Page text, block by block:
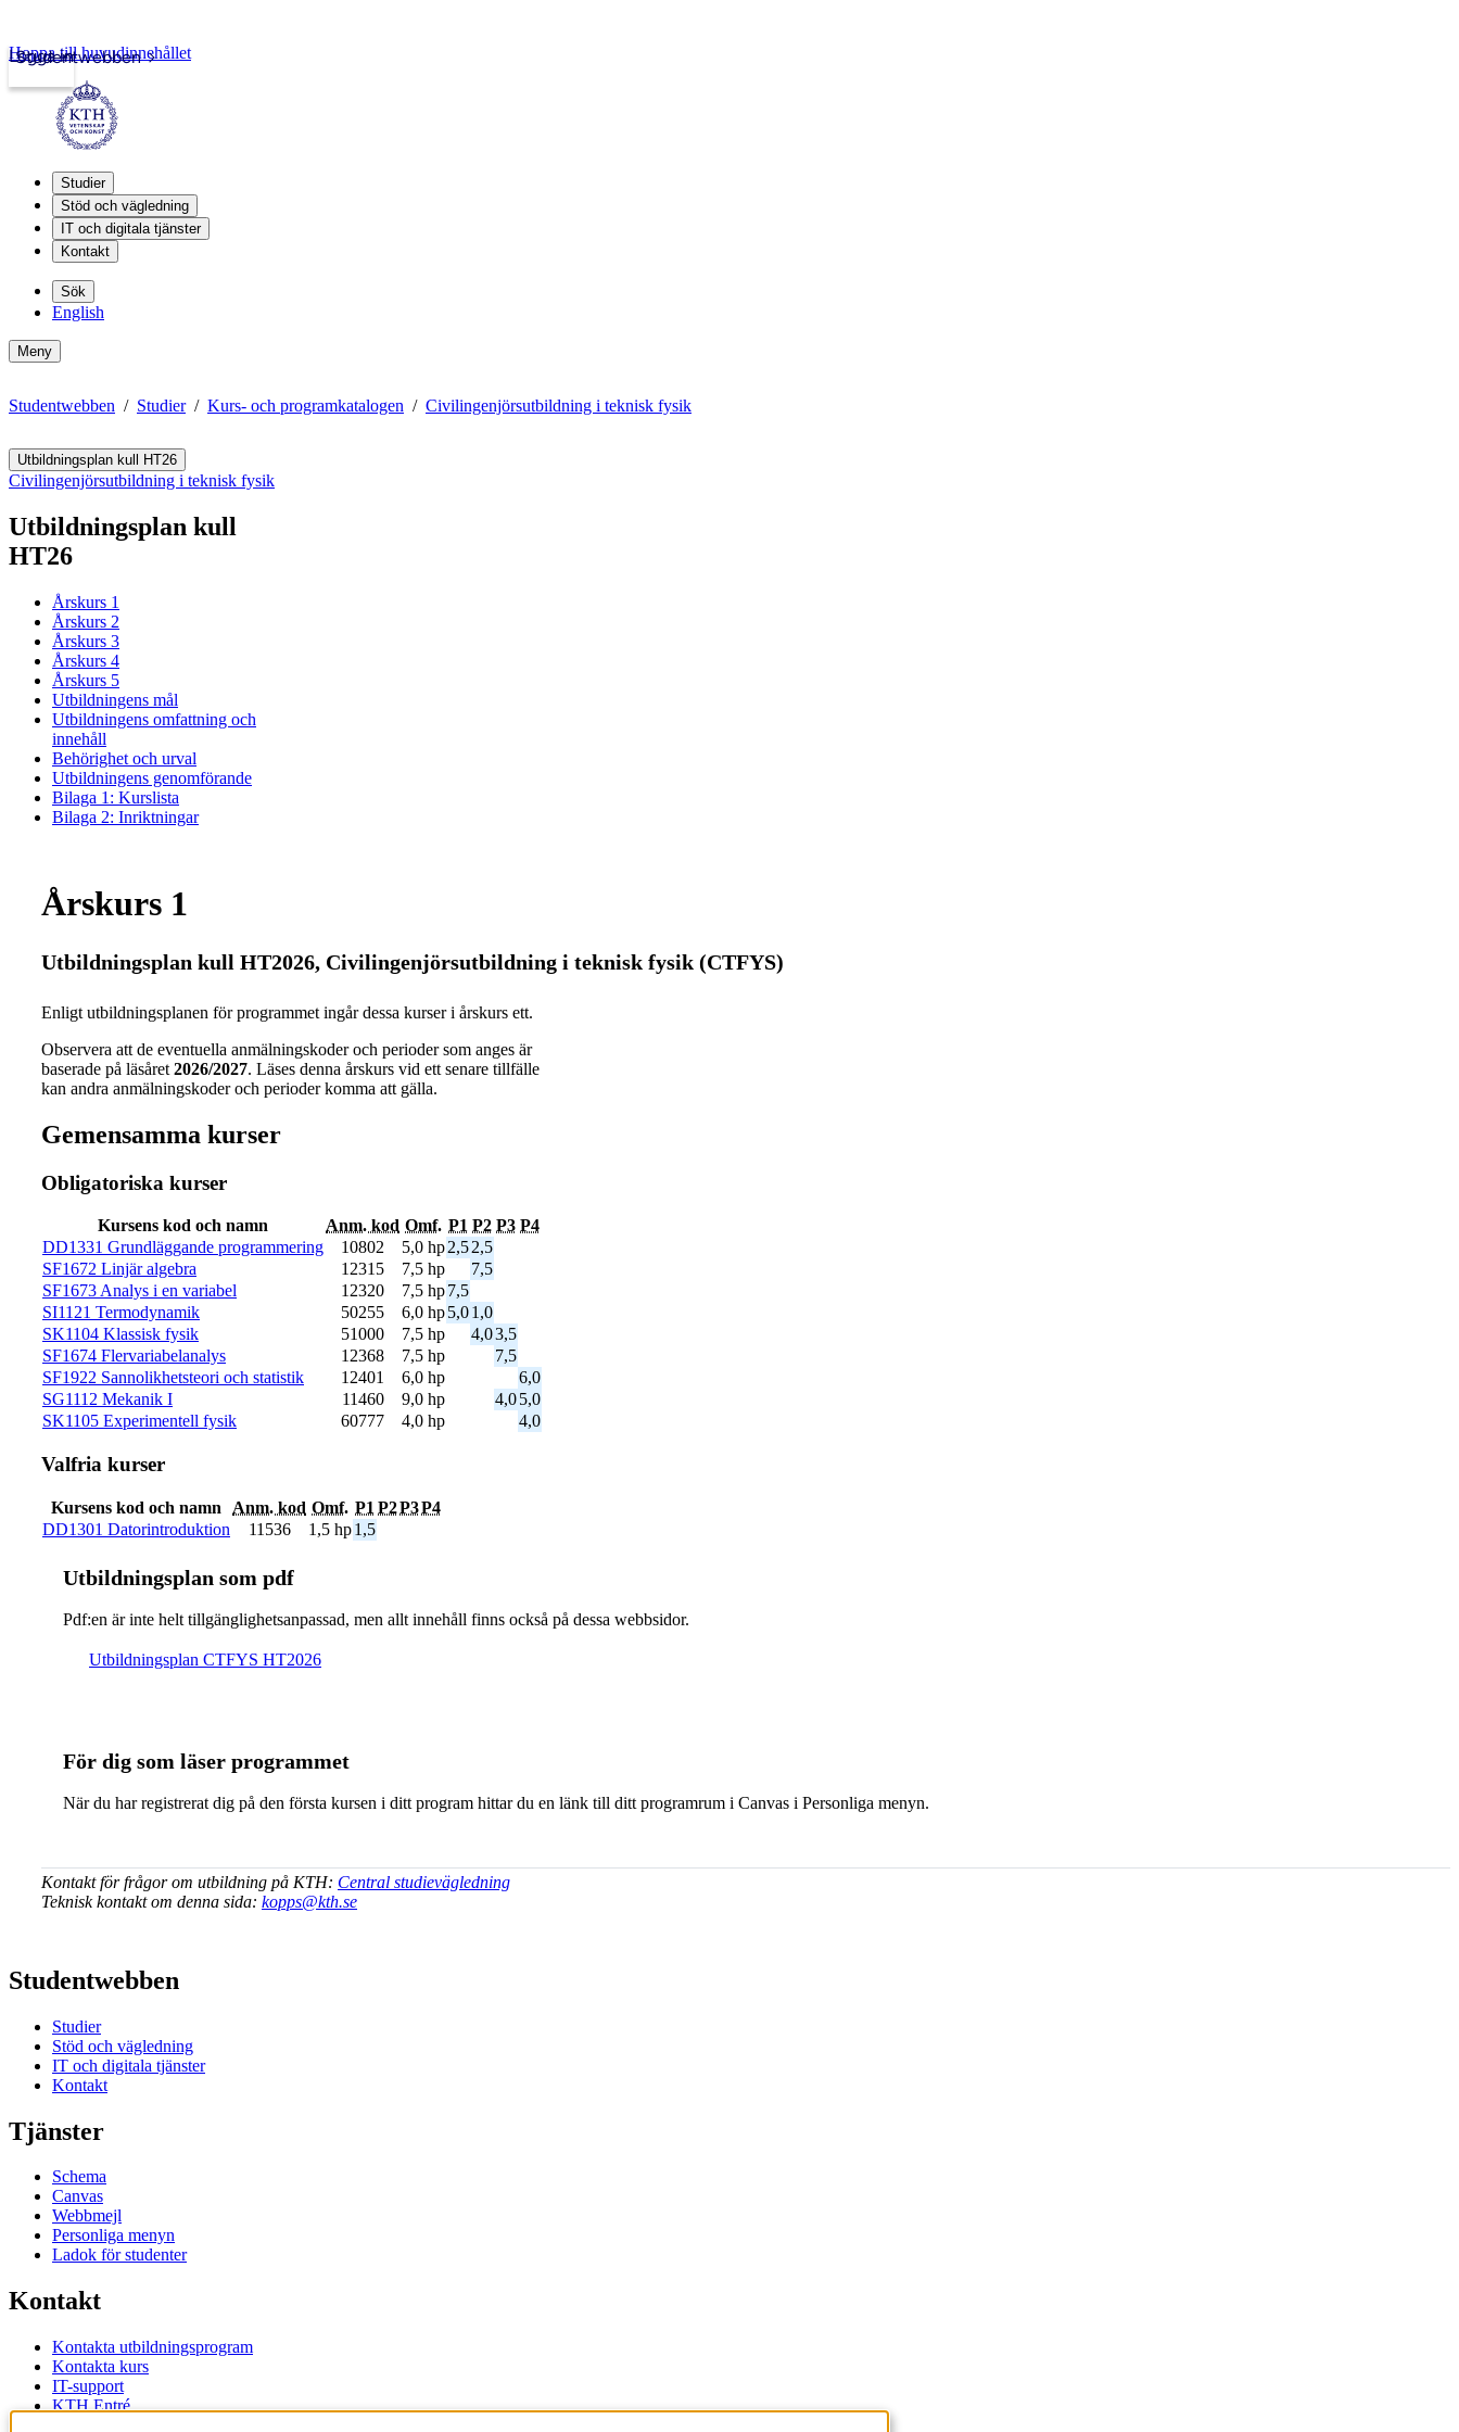
Studentwebben
Logga in
Hoppa till huvudinnehållet
Studier
Stöd och vägledning
IT och digitala tjänster
Kontakt
Sök
English
Meny
Studentwebben Studier Kurs- och programkatalogen Civilingenjörsutbildning i teknisk fysik
Utbildningsplan kull HT26
Civilingenjörsutbildning i teknisk fysik
Utbildningsplan kull
HT26
Årskurs 1
Årskurs 2
Årskurs 3
Årskurs 4
Årskurs 5
Utbildningens mål
Utbildningens omfattning och
innehåll
Behörighet och urval
Utbildningens genomförande
Bilaga 1: Kurslista
Bilaga 2: Inriktningar
Årskurs 1
Utbildningsplan kull HT2026, Civilingenjörsutbildning i teknisk fysik (CTFYS)
Enligt utbildningsplanen för programmet ingår dessa kurser i årskurs ett.
Observera att de eventuella anmälningskoder och perioder som anges är
baserade på läsåret 2026/2027. Läses denna årskurs vid ett senare tillfälle
kan andra anmälningskoder och perioder komma att gälla.
Gemensamma kurser
Obligatoriska kurser
Kursens kod och namn Anm. kod Omf. P1 P2 P3 P4
DD1331 Grundläggande programmering
10802 5,0 hp2,52,5
SF1672 Linjär algebra
12315 7,5 hp
7,5
SF1673 Analys i en variabel
12320 7,5 hp7,5
SI1121 Termodynamik
50255 6,0 hp5,01,0
SK1104 Klassisk fysik
51000 7,5 hp 4,03,5
SF1674 Flervariabelanalys
12368 7,5 hp
7,5
SF1922 Sannolikhetsteori och statistik
12401 6,0 hp
6,0
SG1112 Mekanik I
11460 9,0 hp 4,05,0
SK1105 Experimentell fysik
60777 4,0 hp 4,0
Valfria kurser
Kursens kod och namn Anm. kod Omf. P1 P2P3P4
DD1301 Datorintroduktion
11536 1,5 hp1,5
Ut­bild­nings­plan som pdf
Pdf:en är inte helt till­gäng­lig­hets­an­pas­sad, men allt inne­håll finns också på dessa webb­sidor.
Ut­bild­nings­plan CTFYS HT2026
För dig som läser programmet
När du har registrerat dig på den första kursen i ditt program hittar du en länk till ditt programrum i Canvas i Personliga menyn.
Kontakt för frågor om utbildning på KTH: Central studievägledning
Teknisk kontakt om denna sida: kopps@kth.se
Studentwebben
Studier
Stöd och vägledning
IT och digitala tjänster
Kontakt
Tjänster
Schema
Canvas
Webbmejl
Personliga menyn
Ladok för studenter
Kontakt
Kontakta utbildningsprogram
Kontakta kurs
IT-support
KTH Entré